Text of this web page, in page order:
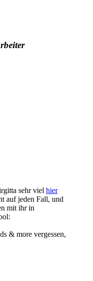
sehr viel hier
auf jeden Fall, und
mit ihr in
& more vergessen,